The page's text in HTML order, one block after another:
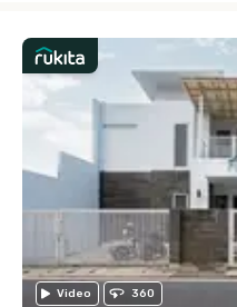
Video 360